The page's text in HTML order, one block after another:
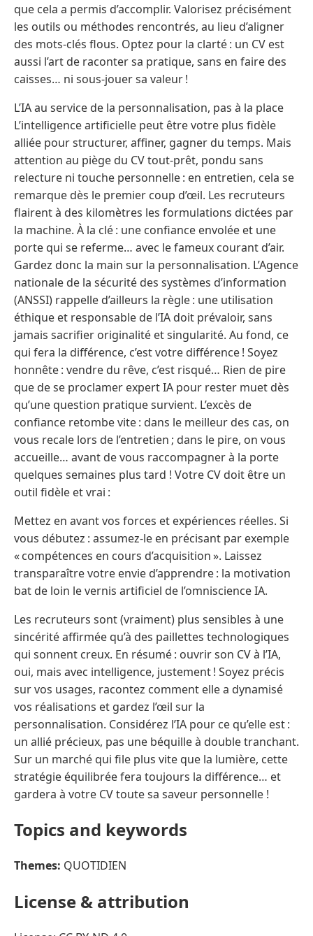
que cela a permis d’accomplir. Valorisez précisément
les outils ou méthodes rencontrés, au lieu d’aligner
des mots-clés flous. Optez pour la clarté : un CV est
aussi l’art de raconter sa pratique, sans en faire des
caisses… ni sous-jouer sa valeur !
L’IA au service de la personnalisation, pas à la place
L’intelligence artificielle peut être votre plus fidèle
alliée pour structurer, affiner, gagner du temps. Mais
attention au piège du CV tout-prêt, pondu sans
relecture ni touche personnelle : en entretien, cela se
remarque dès le premier coup d’œil. Les recruteurs
flairent à des kilomètres les formulations dictées par
la machine. À la clé : une confiance envolée et une
porte qui se referme… avec le fameux courant d’air.
Gardez donc la main sur la personnalisation. L’Agence
nationale de la sécurité des systèmes d’information
(ANSSI) rappelle d’ailleurs la règle : une utilisation
éthique et responsable de l’IA doit prévaloir, sans
jamais sacrifier originalité et singularité. Au fond, ce
qui fera la différence, c’est votre différence ! Soyez
honnête : vendre du rêve, c’est risqué… Rien de pire
que de se proclamer expert IA pour rester muet dès
qu’une question pratique survient. L’excès de
confiance retombe vite : dans le meilleur des cas, on
vous recale lors de l’entretien ; dans le pire, on vous
accueille… avant de vous raccompagner à la porte
quelques semaines plus tard ! Votre CV doit être un
outil fidèle et vrai :
Mettez en avant vos forces et expériences réelles. Si
vous débutez : assumez-le en précisant par exemple
« compétences en cours d’acquisition ». Laissez
transparaître votre envie d’apprendre : la motivation
bat de loin le vernis artificiel de l’omniscience IA.
Les recruteurs sont (vraiment) plus sensibles à une
sincérité affirmée qu’à des paillettes technologiques
qui sonnent creux. En résumé : ouvrir son CV à l’IA,
oui, mais avec intelligence, justement ! Soyez précis
sur vos usages, racontez comment elle a dynamisé
vos réalisations et gardez l’œil sur la
personnalisation. Considérez l’IA pour ce qu’elle est :
un allié précieux, pas une béquille à double tranchant.
Sur un marché qui file plus vite que la lumière, cette
stratégie équilibrée fera toujours la différence… et
gardera à votre CV toute sa saveur personnelle !
Topics and keywords
Themes: QUOTIDIEN
License & attribution